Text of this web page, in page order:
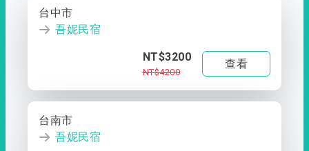
台中市
吾妮民宿
NT$3200
NT$4200
查看
台南市
吾妮民宿